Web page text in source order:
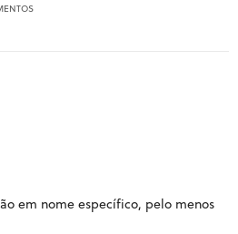
em nome específico, pelo menos